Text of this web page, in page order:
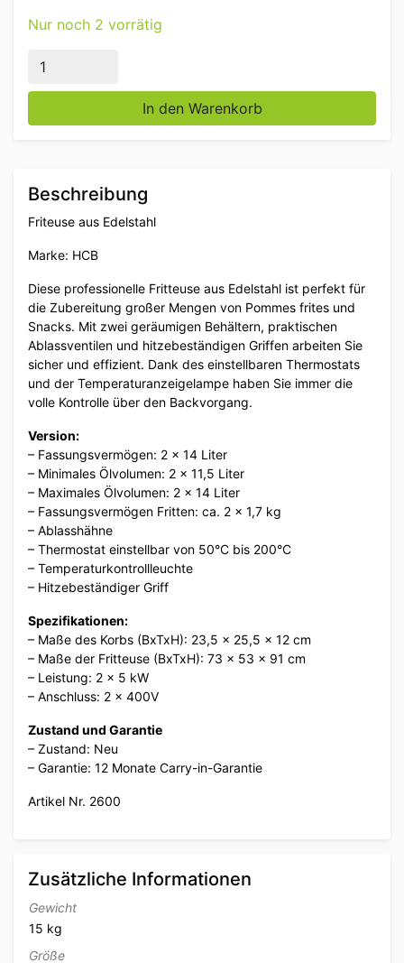
Nur noch 2 vorrätig
HCB Edelstahl-Doppelfritteuse Frittieren 2 x 14 Liter
In den Warenkorb
Beschreibung
Friteuse aus Edelstahl
Marke: HCB
Diese professionelle Fritteuse aus Edelstahl ist perfekt für
die Zubereitung großer Mengen von Pommes frites und
Snacks. Mit zwei geräumigen Behältern, praktischen
Ablassventilen und hitzebeständigen Griffen arbeiten Sie
sicher und effizient. Dank des einstellbaren Thermostats
und der Temperaturanzeigelampe haben Sie immer die
volle Kontrolle über den Backvorgang.
Version:
– Fassungsvermögen: 2 x 14 Liter
– Minimales Ölvolumen: 2 x 11,5 Liter
– Maximales Ölvolumen: 2 x 14 Liter
– Fassungsvermögen Fritten: ca. 2 x 1,7 kg
– Ablasshähne
– Thermostat einstellbar von 50°C bis 200°C
– Temperaturkontrollleuchte
– Hitzebeständiger Griff
Spezifikationen:
– Maße des Korbs (BxTxH): 23,5 x 25,5 x 12 cm
– Maße der Fritteuse (BxTxH): 73 x 53 x 91 cm
– Leistung: 2 x 5 kW
– Anschluss: 2 x 400V
Zustand und Garantie
– Zustand: Neu
– Garantie: 12 Monate Carry-in-Garantie
Artikel Nr. 2600
Zusätzliche Informationen
Gewicht
15 kg
Größe